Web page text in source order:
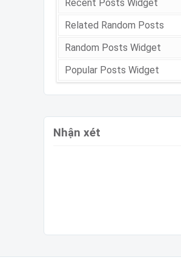
Recent Posts Widget
Related Random Posts
Random Posts Widget
Popular Posts Widget
Nhận xét